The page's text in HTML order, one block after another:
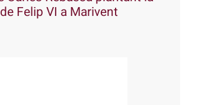
Felip VI a Marivent